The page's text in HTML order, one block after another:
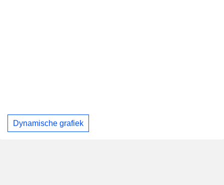
Dynamische grafiek